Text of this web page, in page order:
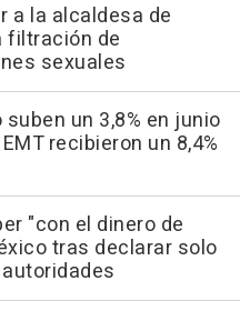
a la alcaldesa de
filtración de
sexuales
un 3,8% en junio
recibieron un 8,4%
"con el dinero de
tras declarar solo